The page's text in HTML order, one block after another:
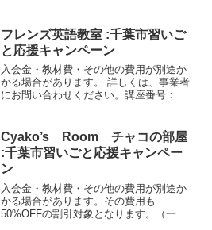
フレンズ英語教室 :千葉市習いご
と応援キャンペーン
入会金・教材費・その他の費用が別途か
かる場合があります。 詳しくは、事業者
にお問い合わせください。講座番号：
回）/50分/小１～３対象。 教材...
Cyako’s Room チャコの部屋
:千葉市習いごと応援キャンペー
ン
入会金・教材費・その他の費用が別途か
かる場合があります。その費用も
50%OFFの割引対象となります。（一部